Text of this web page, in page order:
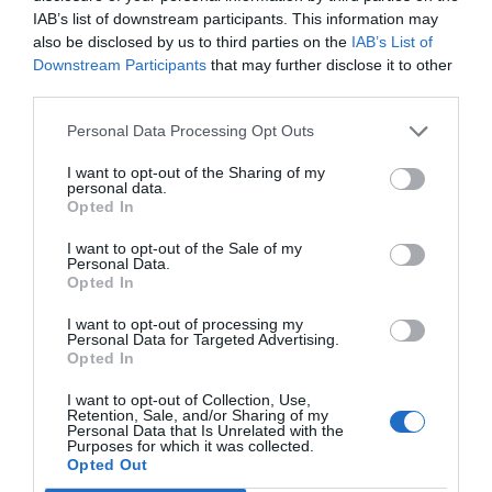
IAB’s list of downstream participants. This information may
also be disclosed by us to third parties on the IAB’s List of
Downstream Participants that may further disclose it to other
Personal Data Processing Opt Outs
I want to opt-out of the Sharing of my
personal data.
Opted In
I want to opt-out of the Sale of my
Personal Data.
Opted In
I want to opt-out of processing my
Personal Data for Targeted Advertising.
Opted In
I want to opt-out of Collection, Use,
Retention, Sale, and/or Sharing of my
Personal Data that Is Unrelated with the
Purposes for which it was collected.
Opted Out
Citizen Labha consistido en demostrar que hay
terminales telefónicos que han sido espiados de
manera ilegal. Ahora tocaría averiguar quién ha
encargado esta acción delictiva. El Gobierno
español niega tener nada que ver, así que ahora
se abren dos caminos: pedir explicaciones al
Gobierno de Israel, pues en teoría da el visto
bueno a todas las operaciones, o bien reseguir
movimientos bancarios e identificar quién ha
hecho pagos millonarios a la empresa NSO. Lo
ha cometido un delito, iniciase un proceso de
investigación. Si la fiscalía española no lo
considera pertinente, por la razón que sea, lo
podría hacer la fiscalía europea pues entre las
víctimas hay eurodiputados que representan